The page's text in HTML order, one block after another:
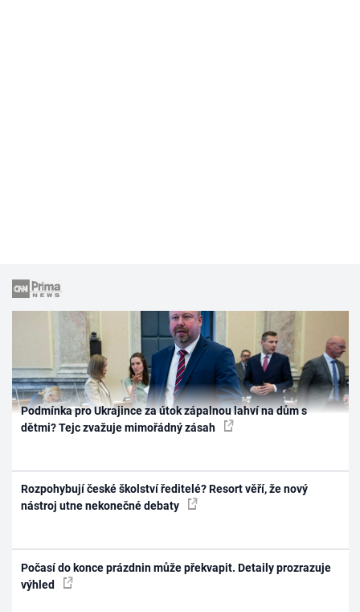
Podmínka pro Ukrajince za útok zápalnou lahví na dům s
dětmi? Tejc zvažuje mimořádný zásah
Rozpohybují české školství ředitelé? Resort věří, že nový
nástroj utne nekonečné debaty
Počasí do konce prázdnin může překvapit. Detaily prozrazuje
výhled